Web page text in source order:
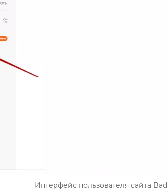
Интерфейс пользователя сайта